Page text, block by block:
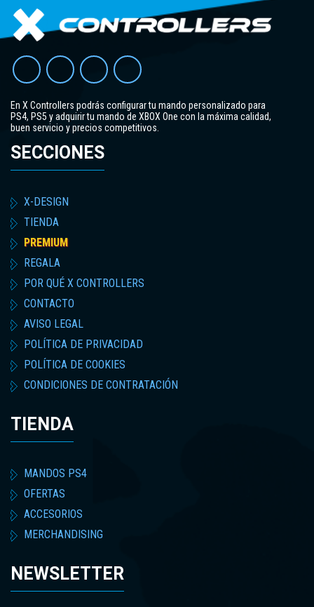
En X Controllers podrás configurar tu mando personalizado para
PS4, PS5 y adquirir tu mando de XBOX One con la máxima calidad,
buen servicio y precios competitivos.
SECCIONES
X-DESIGN
TIENDA
PREMIUM
REGALA
POR QUÉ X CONTROLLERS
CONTACTO
AVISO LEGAL
POLÍTICA DE PRIVACIDAD
POLÍTICA DE COOKIES
CONDICIONES DE CONTRATACIÓN
TIENDA
MANDOS PS4
OFERTAS
ACCESORIOS
MERCHANDISING
NEWSLETTER